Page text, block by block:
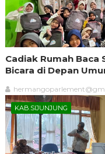
Cadiak Rumah Baca
Bicara di Depan
KAB.SIJUNJUNG